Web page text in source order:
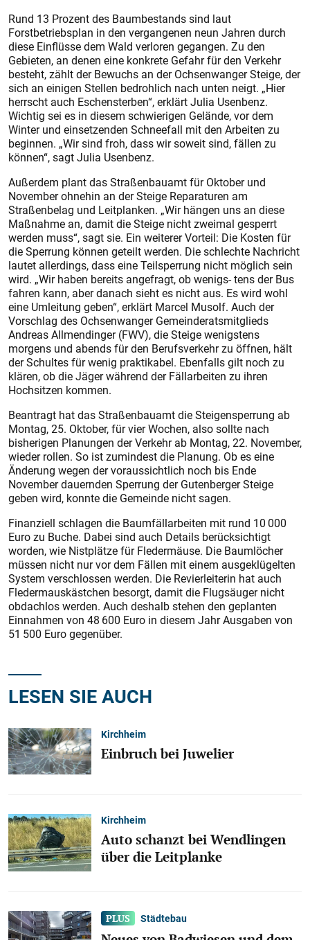
Rund 13 Prozent des Baumbestands sind laut
Forstbetriebsplan in den vergangenen neun Jahren durch
diese Einflüsse dem Wald verloren gegangen. Zu den
Gebieten, an denen eine konkrete Gefahr für den Verkehr
besteht, zählt der Bewuchs an der Ochsenwanger Steige, der
sich an einigen Stellen bedrohlich nach unten neigt. „Hier
herrscht auch Eschensterben“, erklärt Julia Usenbenz.
Wichtig sei es in diesem schwierigen Gelände, vor dem
Winter und einsetzenden Schneefall mit den Arbeiten zu
beginnen. „Wir sind froh, dass wir soweit sind, fällen zu
können“, sagt Julia Usenbenz.
Außerdem plant das Straßenbauamt für Oktober und
November ohnehin an der Steige Reparaturen am
Straßenbelag und Leitplanken. „Wir hängen uns an diese
Maßnahme an, damit die Steige nicht zweimal gesperrt
werden muss“, sagt sie. Ein weiterer Vorteil: Die Kosten für
die Sperrung können geteilt werden. Die schlechte Nachricht
lautet allerdings, dass eine Teilsperrung nicht möglich sein
wird. „Wir haben bereits angefragt, ob wenigs- tens der Bus
fahren kann, aber danach sieht es nicht aus. Es wird wohl
eine Umleitung geben“, erklärt Marcel Musolf. Auch der
Vorschlag des Ochsenwanger Gemeinderatsmitglieds
Andreas Allmendinger (FWV), die Steige wenigstens
morgens und abends für den Berufsverkehr zu öffnen, hält
der Schultes für wenig praktikabel. Ebenfalls gilt noch zu
klären, ob die Jäger während der Fällarbeiten zu ihren
Hochsitzen kommen.
Beantragt hat das Straßenbauamt die Steigensperrung ab
Montag, 25. Oktober, für vier Wochen, also sollte nach
bisherigen Planungen der Verkehr ab Montag, 22. November,
wieder rollen. So ist zumindest die Planung. Ob es eine
Änderung wegen der voraussichtlich noch bis Ende
November dauernden Sperrung der Gutenberger Steige
geben wird, konnte die Gemeinde nicht sagen.
Finanziell schlagen die Baumfällarbeiten mit rund 10 000
Euro zu Buche. Dabei sind auch Details berücksichtigt
worden, wie Nistplätze für Fledermäuse. Die Baumlöcher
müssen nicht nur vor dem Fällen mit einem ausgeklügelten
System verschlossen werden. Die Revierleiterin hat auch
Fledermauskästchen besorgt, damit die Flugsäuger nicht
obdachlos werden. Auch deshalb stehen den geplanten
Einnahmen von 48 600 Euro in diesem Jahr Ausgaben von
51 500 Euro gegenüber.
LESEN SIE AUCH
Kirchheim
Einbruch bei Juwelier
Kirchheim
Auto schanzt bei Wendlingen
über die Leitplanke
Städtebau